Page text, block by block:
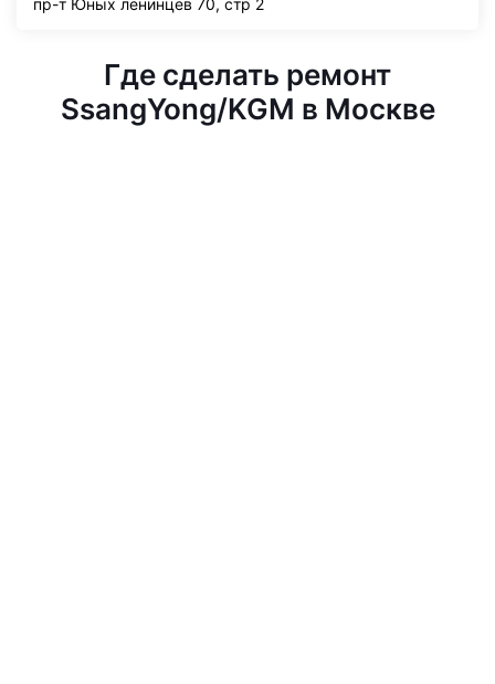
пр-т Юных ленинцев 70, стр 2
Где сделать ремонт
SsangYong/KGM в Москве